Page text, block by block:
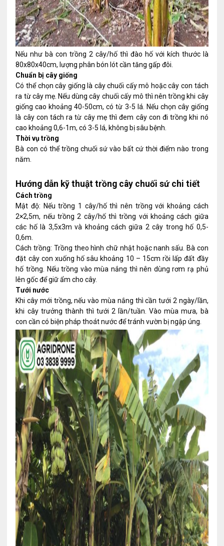
Nếu như bà con trồng 2 cây/hố thì đào hố với kích thước là
80x80x40cm, lượng phân bón lót cần tăng gấp đôi.
Chuẩn bị cây giống
Có thể chọn cây giống là cây chuối cấy mô hoặc cây con tách
ra từ cây mẹ. Nếu dùng cây chuối cấy mô thì nên trồng khi cây
giống cao khoảng 40-50cm, có từ 3-5 lá. Nếu chọn cây giống
là cây con tách ra từ cây mẹ thì đem cây con đi trồng khi nó
cao khoảng 0,6-1m, có 3-5 lá, không bị sâu bệnh.
Thời vụ trồng
Bà con có thể trồng chuối sứ vào bất cứ thời điểm nào trong
năm.
Hướng dẫn kỹ thuật trồng cây chuối sứ chi tiết
Cách trồng
Mật độ: Nếu trồng 1 cây/hố thì nên trồng với khoảng cách
2×2,5m, nếu trồng 2 cây/hố thì trồng với khoảng cách giữa
các hố là 3,5x3m và khoảng cách giữa 2 cây trong hố 0,5-
0,6m.
Cách trồng: Trồng theo hình chữ nhật hoặc nanh sấu. Bà con
đặt cây con xuống hố sâu khoảng 10 – 15cm rồi lấp đất đầy
hố trồng. Nếu trồng vào mùa nắng thì nên dùng rơm rạ phủ
lên gốc để giữ ẩm cho cây.
Tưới nước
Khi cây mới trồng, nếu vào mùa nắng thì cần tưới 2 ngày/lần,
khi cây trưởng thành thì tưới 2 lần/tuần. Vào mùa mưa, bà
con cần có biện pháp thoát nước để tránh vườn bị ngập úng.